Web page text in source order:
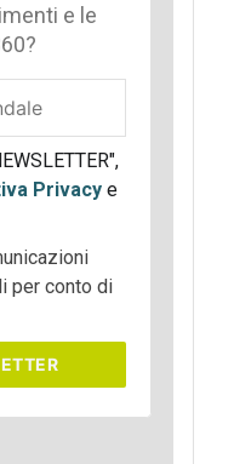
e le
Privacy e
per conto di